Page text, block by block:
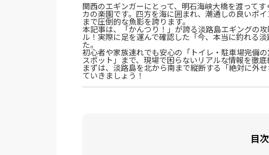
関西のエギンガーにとって、明石海峡大橋を渡って
カの楽園です。四方を海に囲まれ、潮通しの良いポ
まで圧倒的な魚影を誇ります。
本記事は、「かんつり！」が誇る淡路島エギングの
ル！実際に足を運んで確認した「今、本当に釣れる
た。
初心者や家族連れでも安心の「トイレ・駐車場完備
スポット」まで、現場で困らないリアルな情報を徹底
まずは、淡路島を北から南まで縦断する「絶対に外
ていきましょう！
目次